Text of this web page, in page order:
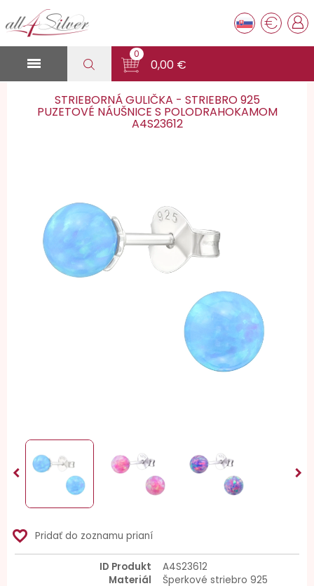
€

0
0,00 €
STRIEBORNÁ GULIČKA - STRIEBRO 925
PUZETOVÉ NÁUŠNICE S POLODRAHOKAMOM
A4S23612
 
favorite_border Pridať do zoznamu prianí
ID Produkt
A4S23612
Materiál
Šperkové striebro 925